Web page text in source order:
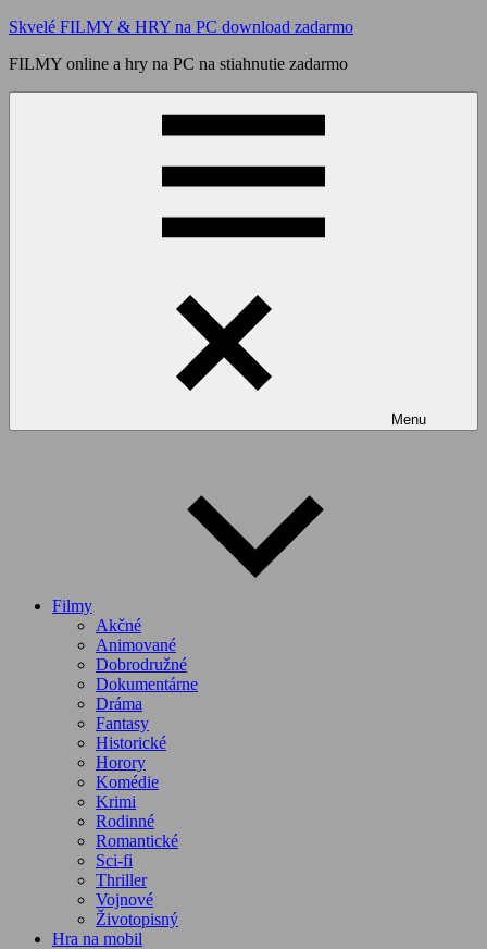
Skip
content
Skvelé FILMY & HRY na PC download zadarmo
FILMY online a hry na PC na stiahnutie zadarmo
Menu
Filmy
Akčné
Animované
Dobrodružné
Dokumentárne
Dráma
Fantasy
Historické
Horory
Komédie
Krimi
Rodinné
Romantické
Sci-fi
Thriller
Vojnové
Životopisný
Hra na mobil